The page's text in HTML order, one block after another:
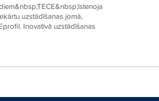
uzstādīšanas jomā,
Inovatīvā uzstādīšanas